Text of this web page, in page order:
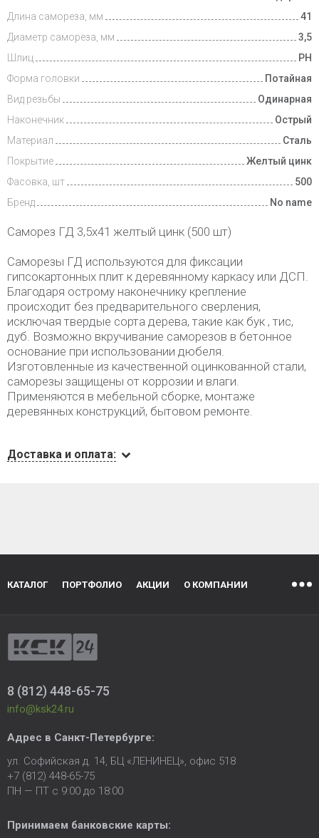
Длина самореза, мм
41
Диаметр самореза, мм
3,5
Шлиц
PH
Форма головки
Потайная
Вид резьбы
Одинарная
Наконечник
Острый
Материал
Сталь
Покрытие
Желтый цинк
Фасовка, шт
500
Бренд
No name
Саморез ГД 3,5х41 желтый цинк (500 шт)
Саморезы ГД используются для фиксации
гипсокартонных плит к деревянному каркасу или ДСП.
Благодаря острому наконечнику крепление
происходит без предварительного сверления,
исключая твердые сорта дерева, такие как бук , тис,
дуб. Возможно вкручивание саморезов в бетонное
основание при использовании дюбеля.
Изготовленные из качественной оцинкованной стали,
саморезы защищены от коррозии и влаги.
Применяются в мебельной сборке, монтаже
деревянных конструкций, бытовом ремонте.
Доставка и оплата:
КАТАЛОГ ПОРТФОЛИО АКЦИИ О КОМПАНИИ
8 (812) 448-65-75
info@ksk24.ru
Адрес в Санкт-Петербурге:
ул. Софийская д. 14, БЦ «ЛЕНИНЕЦ», офис 518
+7 (812) 448-65-75
ПН — ПТ с 9:00 до 18:00
Принимаем банковские карты: